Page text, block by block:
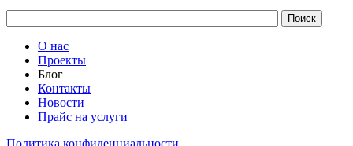
О нас
Проекты
Блог
Контакты
Новости
Прайс на услуги